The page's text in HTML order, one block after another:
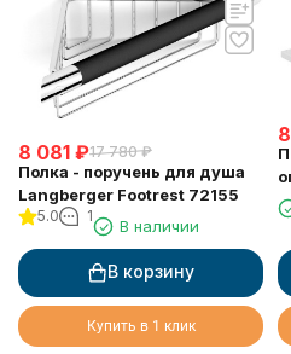
8 081 ₽17 780 ₽
Полка - поручень для душа
Langberger Footrest 72155
5.0 1
В наличии
В корзину
Купить в 1 клик